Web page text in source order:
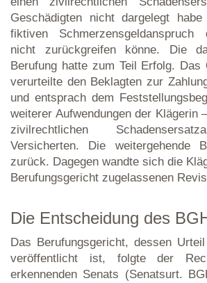
Geschädigten nicht dargelegt
fiktiven Schmerzensgeldanspruch
nicht zurückgreifen könne. Die
Berufung hatte zum Teil Erfolg. Das
verurteilte den Beklagten zur
und entsprach dem
weiterer Aufwendungen der Klägerin
zivilrechtlichen
Versicherten. Die weitergehende
zurück. Dagegen wandte sich die
Berufungsgericht zugelassenen
Die Entscheidung des
Das Berufungsgericht, dessen
veröffentlicht ist, folgte der
erkennenden Senats (Senatsurt.